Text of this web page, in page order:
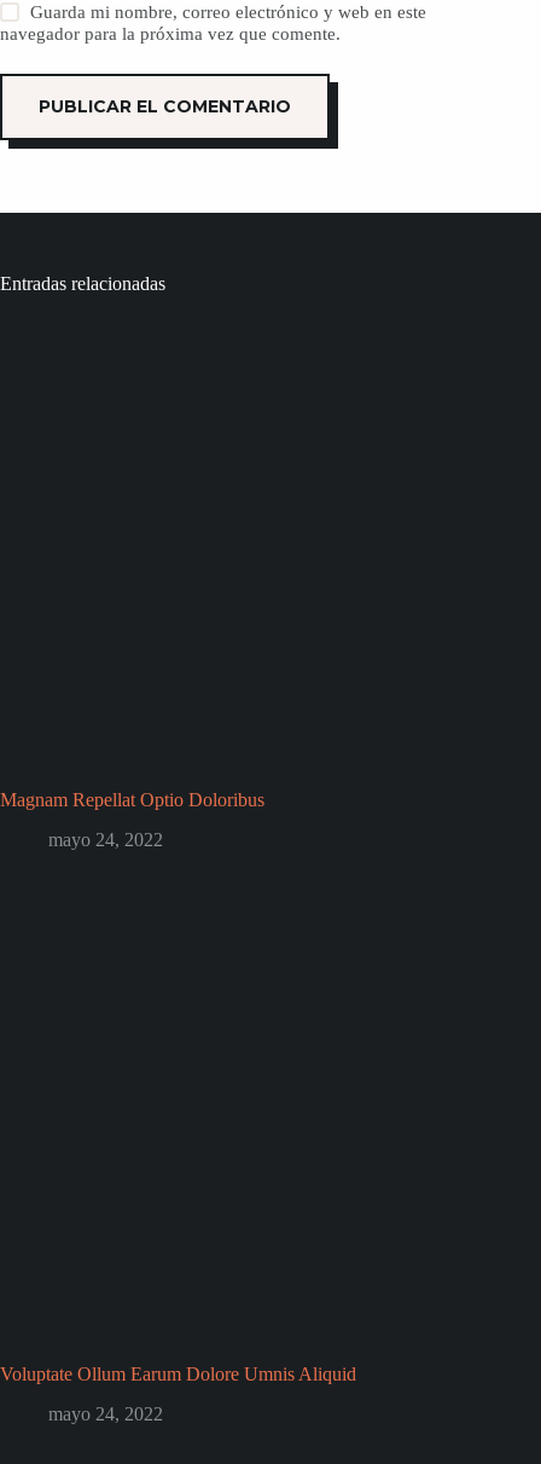
Guarda mi nombre, correo electrónico y web en este
navegador para la próxima vez que comente.
PUBLICAR EL COMENTARIO
Entradas relacionadas
Magnam Repellat Optio Doloribus
mayo 24, 2022
Voluptate Ollum Earum Dolore Umnis Aliquid
mayo 24, 2022